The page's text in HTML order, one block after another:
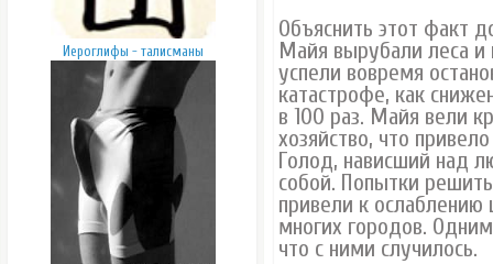
Иероглифы - талисманы
Объяснить этот факт
Майя вырубали леса и
успели вовремя
катастрофе, как
в 100 раз. Майя вели
хозяйство, что
Голод, нависший над
собой. Попытки
привели к ослаблению
многих городов.
что с ними случилось.